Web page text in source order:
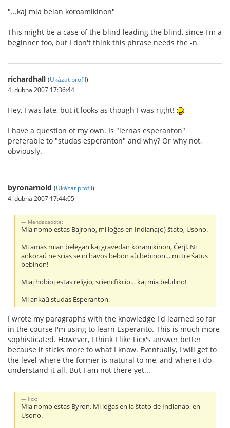
"...kaj mia belan koroamikinon"
This might be a case of the blind leading the blind, since I'm a
beginner too, but I don't think this phrase needs the -n
richardhall (Ukázat profil)
4. dubna 2007 17:36:44
Hey, I was late, but it looks as though I was right!
I have a question of my own. Is "lernas esperanton"
preferable to "studas esperanton" and why? Or why not,
obviously.
byronarnold (Ukázat profil)
4. dubna 2007 17:44:05
Mendacapote:
Mia nomo estas Bajrono, mi loĝas en Indiana(o) ŝtato, Usono.
Mi amas mian belegan kaj gravedan koramikinon, Ĉerjl. Ni
ankoraŭ ne scias se ni havos bebon aŭ bebinon… mi tre ŝatus
bebinon!
Miaj hobioj estas religio, sciencfikcio… kaj mia belulino!
Mi ankaŭ studas Esperanton.
I wrote my paragraphs with the knowledge I'd learned so far
in the course I'm using to learn Esperanto. This is much more
sophisticated. However, I think I like Licx's answer better
because it sticks more to what I know. Eventually, I will get to
the level where the former is natural to me, and where I do
understand it all. But I am not there yet...
licx:
Mia nomo estas Byron. Mi loĝas en la ŝtato de Indianao, en
Usono.